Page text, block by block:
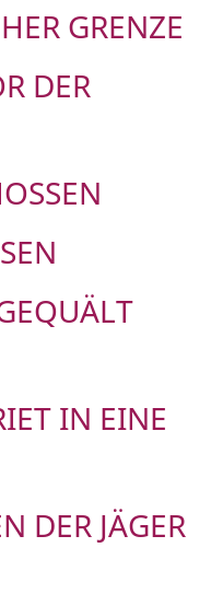
GRENZE
DER
IN EINE
DER JÄGER